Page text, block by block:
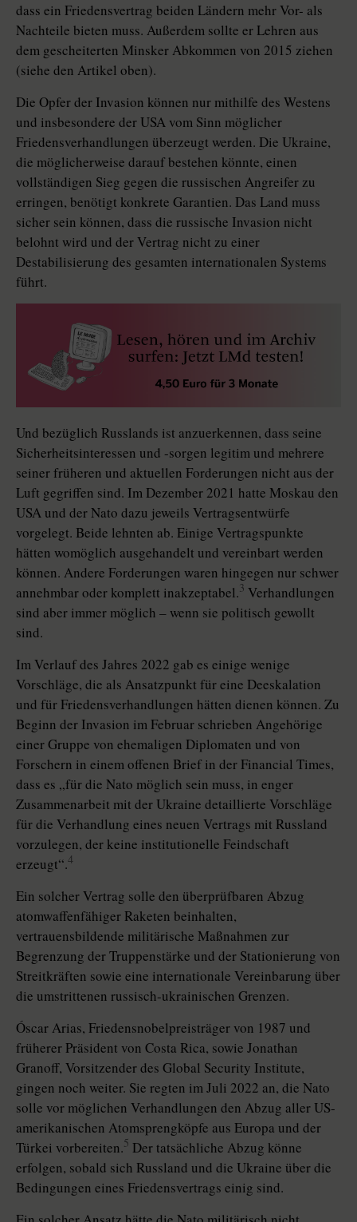
dass ein Friedensvertrag beiden Ländern mehr Vor- als
Nachteile bieten muss. Außerdem sollte er Lehren aus
dem gescheiterten Minsker Abkommen von 2015 ziehen
(siehe den Artikel oben).
Die Opfer der Invasion können nur mithilfe des Westens
und insbesondere der USA vom Sinn möglicher
Friedensverhandlungen überzeugt werden. Die Ukraine,
die möglicherweise darauf bestehen könnte, einen
vollständigen Sieg gegen die russischen Angreifer zu
erringen, benötigt konkrete Garantien. Das Land muss
sicher sein können, dass die russische Invasion nicht
belohnt wird und der Vertrag nicht zu einer
Destabilisierung des gesamten internationalen Systems
führt.
Und bezüglich Russlands ist anzuerkennen, dass seine
Sicherheitsinteressen und -sorgen legitim und mehrere
seiner früheren und aktuellen Forderungen nicht aus der
Luft gegriffen sind. Im Dezember 2021 hatte Moskau den
USA und der Nato dazu jeweils Vertragsentwürfe
vorgelegt. Beide lehnten ab. Einige Vertragspunkte
hätten womöglich ausgehandelt und vereinbart werden
können. Andere Forderungen waren hingegen nur schwer
annehmbar oder komplett inakzeptabel.3 Verhandlungen
sind aber immer möglich – wenn sie politisch gewollt
sind.
Im Verlauf des Jahres 2022 gab es einige wenige
Vorschläge, die als Ansatzpunkt für eine Deeskalation
und für Friedensverhandlungen hätten dienen können. Zu
Beginn der Inva­sion im Februar schrieben Angehörige
einer Gruppe von ehemaligen Diplomaten und von
Forschern in einem offenen Brief in der Financial Times,
dass es „für die Nato möglich sein muss, in enger
Zusammenarbeit mit der Ukrai­ne detaillierte Vorschläge
für die Verhandlung eines neuen Vertrags mit Russland
vorzulegen, der keine institutionelle Feindschaft
erzeugt“.4
Ein solcher Vertrag solle den überprüfbaren Abzug
atomwaffenfähiger Raketen beinhalten,
vertrauensbildende militärische Maßnahmen zur
Begrenzung der Truppenstärke und der Stationierung von
Streitkräften sowie eine internationale Vereinbarung über
die umstrittenen russisch-ukrainischen Grenzen.
Óscar Arias, Friedensnobelpreisträger von 1987 und
früherer Präsident von Costa Rica, sowie Jonathan
Granoff, Vorsitzender des Global Security Institute,
gingen noch weiter. Sie regten im Juli 2022 an, die Nato
solle vor möglichen Verhandlungen den Abzug aller US-
amerikanischen Atomsprengköpfe aus Europa und der
Türkei vorbereiten.5 Der tatsächliche Abzug könne
erfolgen, sobald sich Russland und die Ukraine über die
Bedingungen eines Friedensvertrags einig sind.